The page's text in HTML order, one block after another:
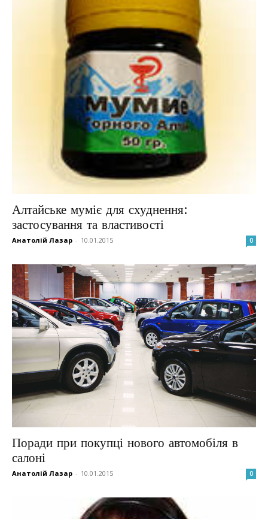
Алтайське муміє для схуднення:
застосування та властивості
Анатолій Лазар - 10.01.2015 0
Поради при покупці нового автомобіля в
салоні
Анатолій Лазар - 10.01.2015 0